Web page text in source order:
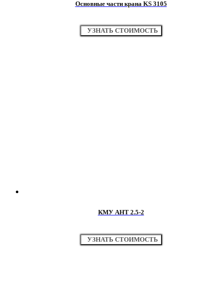
Основные части крана KS 3105
УЗНАТЬ СТОИМОСТЬ
КМУ АНТ 2.5-2
УЗНАТЬ СТОИМОСТЬ